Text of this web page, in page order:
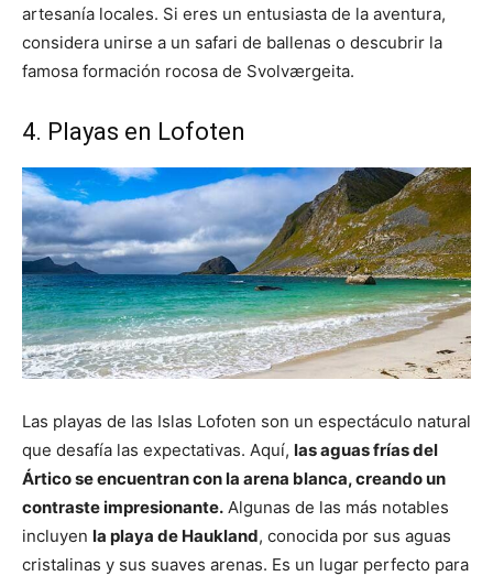
artesanía locales. Si eres un entusiasta de la aventura,
considera unirse a un safari de ballenas o descubrir la
famosa formación rocosa de Svolværgeita.
4. Playas en Lofoten
Las playas de las Islas Lofoten son un espectáculo natural
que desafía las expectativas. Aquí, las aguas frías del
Ártico se encuentran con la arena blanca, creando un
contraste impresionante. Algunas de las más notables
incluyen la playa de Haukland, conocida por sus aguas
cristalinas y sus suaves arenas. Es un lugar perfecto para